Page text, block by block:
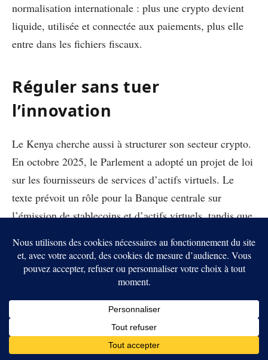
normalisation internationale : plus une crypto devient
liquide, utilisée et connectée aux paiements, plus elle
entre dans les fichiers fiscaux.
Réguler sans tuer
l’innovation
Le Kenya cherche aussi à structurer son secteur crypto.
En octobre 2025, le Parlement a adopté un projet de loi
sur les fournisseurs de services d’actifs virtuels. Le
texte prévoit un rôle pour la Banque centrale sur
l’émission de stablecoins et d’actifs virtuels, tandis que
d’échange.
Cette logique se poursuit avec les projets de
réglementation VASP publiés en 2026. Ils visent à créer
un cadre pour les licences, la protection des
consommateurs et la lutte contre le blanchiment. Le